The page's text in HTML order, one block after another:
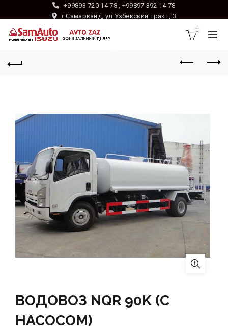
+99893 720 14 78 , +99897 392 14 78
г.Самарканд, ул.Узбекский тракт, 3
0
ВОДОВОЗ NQR 90K (С
НАСОСОМ)